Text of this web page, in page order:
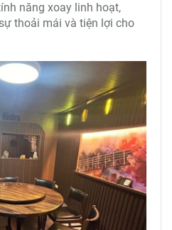
năng xoay linh hoạt,
thoải mái và tiện lợi cho